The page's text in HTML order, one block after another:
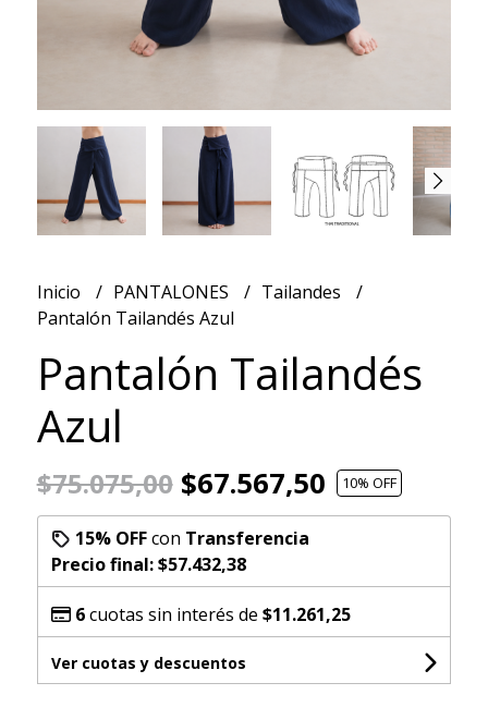
Inicio PANTALONES
Tailandes
Pantalón Tailandés Azul
Pantalón Tailandés
Azul
$75.075,00$67.567,50 10% OFF
15% OFFcon Transferencia
Precio final:$57.432,38
6cuotas sin interés de $11.261,25
Ver cuotas y descuentos